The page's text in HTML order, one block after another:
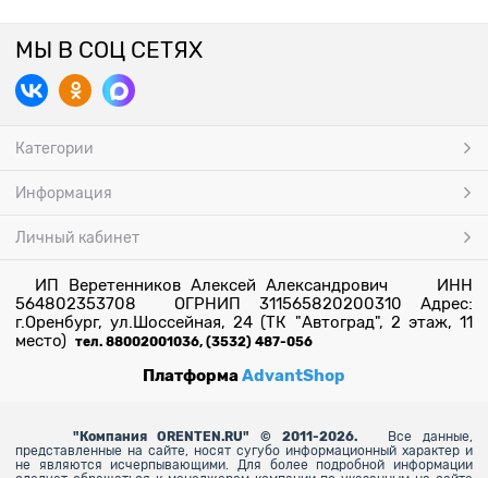
МЫ В СОЦ СЕТЯХ
Категории
Информация
Личный кабинет
ИП Веретенников Алексей Александрович ИНН
564802353708 ОГРНИП 311565820200310 Адрес:
г.Оренбург, ул.Шоссейная, 24 (ТК "Автоград", 2 этаж, 11
место) тел. 88002001036, (3532) 487-056
ПлатформаAdvantShop
" Компания ORENTEN.RU" © 2011-2026.
Все данные,
представленные на сайте, носят сугубо информационный характер и
не являются исчерпывающими. Для более подробной информации